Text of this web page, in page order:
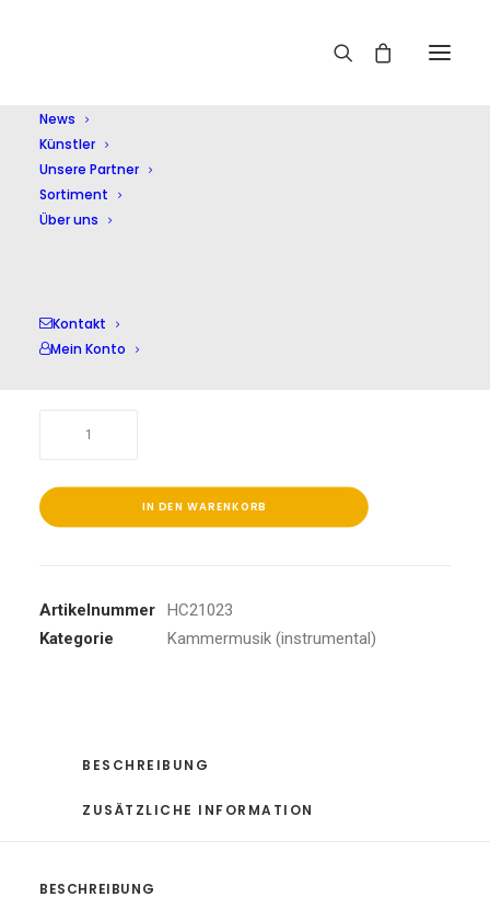
News
Künstler
Unsere Partner
Sortiment
Über uns
Kontakt
Mein Konto
Kammermusik (instrumental) Winterreise
17,00 €
IN DEN WARENKORB
Artikelnummer
HC21023
Kategorie
Kammermusik (instrumental)
BESCHREIBUNG
ZUSÄTZLICHE INFORMATION
BESCHREIBUNG